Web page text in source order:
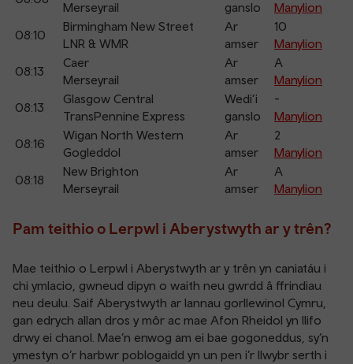
Merseyrail ganslo
Manylion
08:10
Birmingham New Street
LNR & WMR
Ar
amser
10
Manylion
08:13
Caer
Merseyrail
Ar
amser
A
Manylion
08:13
Glasgow Central
TransPennine Express
Wedi’i
ganslo
-
Manylion
08:16
Wigan North Western
Gogleddol
Ar
amser
2
Manylion
08:18
New Brighton
Merseyrail
Ar
amser
A
Manylion
Pam teithio o Lerpwl i Aberystwyth ar y trên?
Mae teithio o Lerpwl i Aberystwyth ar y trên yn caniatáu i
chi ymlacio, gwneud dipyn o waith neu gwrdd â ffrindiau
neu deulu. Saif Aberystwyth ar lannau gorllewinol Cymru,
gan edrych allan dros y môr ac mae Afon Rheidol yn llifo
drwy ei chanol. Mae’n enwog am ei bae gogoneddus, sy’n
ymestyn o’r harbwr poblogaidd yn un pen i’r llwybr serth i